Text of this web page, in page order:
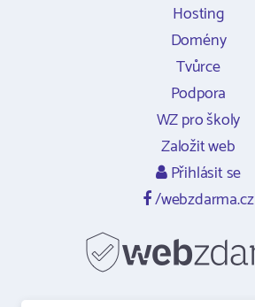
Hosting
Domény
Tvůrce
Podpora
WZ pro školy
Založit web
Přihlásit se
/webzdarma.cz